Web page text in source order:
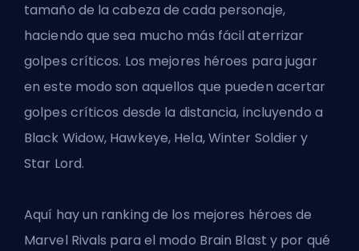
tamaño de la cabeza de cada personaje,
haciendo que sea mucho más fácil aterrizar
golpes críticos. Los mejores héroes para jugar
en este modo son aquellos que pueden acertar
golpes críticos desde la distancia, incluyendo a
Black Widow, Hawkeye, Hela, Winter Soldier y
Star Lord.
Aquí hay un ranking de los mejores héroes de
Marvel Rivals para el modo Brain Blast y por qué